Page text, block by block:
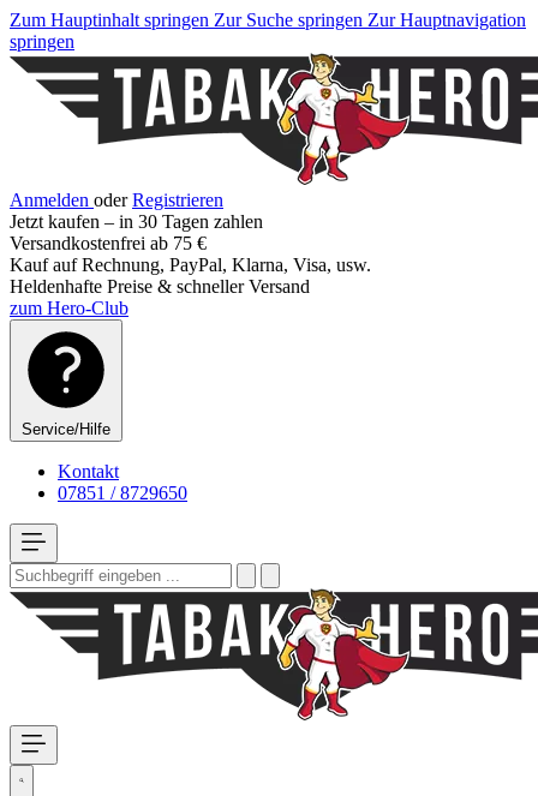
Zum Hauptinhalt springen Zur Suche springen Zur Hauptnavigation
springen
Anmelden oder Registrieren
Jetzt kaufen – in 30 Tagen zahlen
Versandkostenfrei ab 75 €
Kauf auf Rechnung, PayPal, Klarna, Visa, usw.
Heldenhafte Preise & schneller Versand
zum Hero-Club
Service/Hilfe
Kontakt
07851 / 8729650